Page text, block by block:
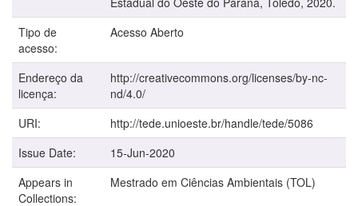
Tipo de
acesso:
Acesso Aberto
Endereço da
licença:
http://creativecommons.org/licenses/by-nc-
nd/4.0/
URI:
http://tede.unioeste.br/handle/tede/5086
Issue Date:
15-Jun-2020
Appears in
Collections:
Mestrado em Ciências Ambientais (TOL)